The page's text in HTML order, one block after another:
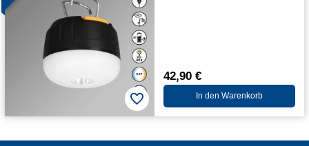
42,90 €
In den Warenkorb